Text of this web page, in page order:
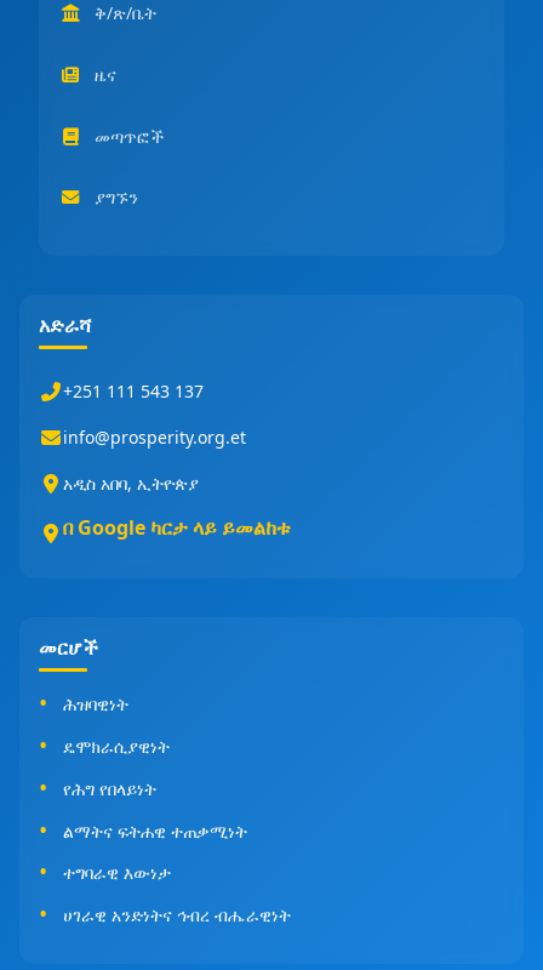
ቅ/ጽ/ቤት
ዜና
መጣጥፎች
ያግኙን
አድራሻ
+251 111 543 137
info@prosperity.org.et
አዲስ አበባ, ኢትዮጵያ
በ Google ካርታ ላይ ይመልከቱ
መርሆች
ሕዝባዊነት
ዴሞክራሲያዊነት
የሕግ የበላይነት
ልማትና ፍትሐዊ ተጠቃሚነት
ተግባራዊ እውነታ
ሀገራዊ አንድነትና ኅብረ ብሔራዊነት